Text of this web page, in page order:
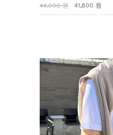
44,000 원
41,800 원